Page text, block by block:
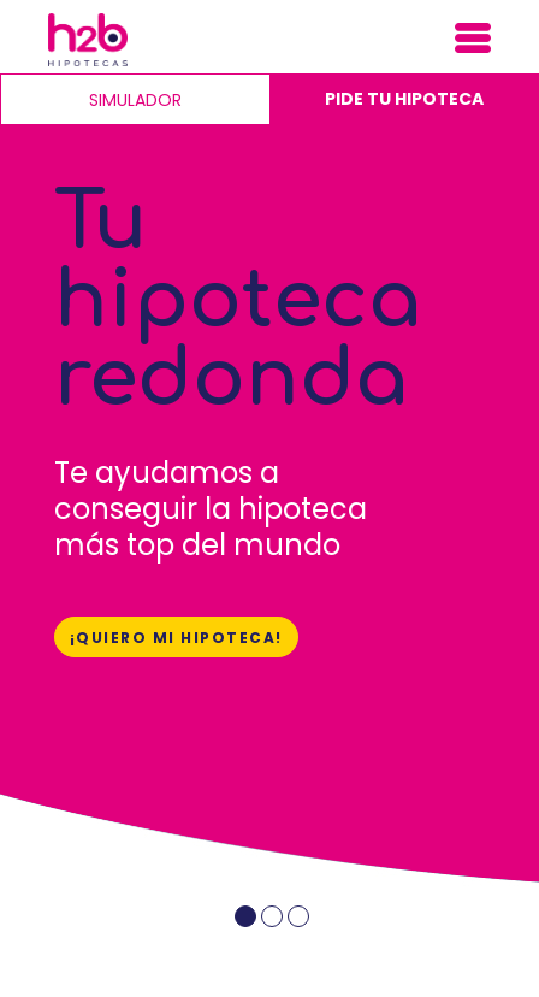
SIMULADOR PIDE TU HIPOTECA
Tu
hipoteca
redonda
Te ayudamos a
conseguir la hipoteca
más top del mundo
¡QUIERO MI HIPOTECA!